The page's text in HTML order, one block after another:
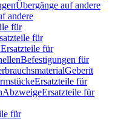
Übergänge auf andere
andere
für
für
Ersatzteile für
Befestigungen für
Geberit
Ersatzteile für
AbzweigeErsatzteile für
für